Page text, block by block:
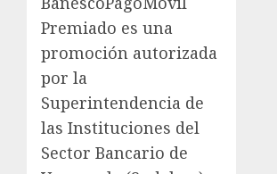
Premiado es una
promoción autorizada
por la
Superintendencia de
las Instituciones del
Sector Bancario de